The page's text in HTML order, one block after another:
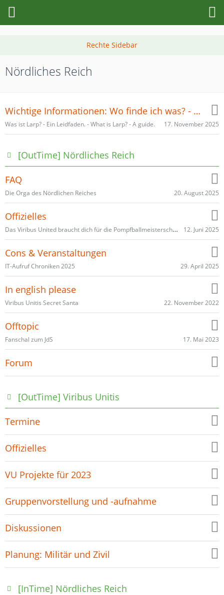
Nördliches Reich
Wichtige Informationen: Wo finde ich was? - Helpful informations
Was ist Larp? - Ein Leidfaden. - What is Larp? - A guide. 17. November 2025
[OutTime] Nördliches Reich
FAQ
Die Orga des Nördlichen Reiches 20. August 2025
Offizielles
Das Viribus United braucht dich für die Pompfballmeisterschaften 2025 (JDS) 12. Juni 2025
Cons & Veranstaltungen
IT-Aufruf Chroniken 2025 29. April 2025
In english please
Viribus Unitis Secret Santa 22. November 2022
Offtopic
Fanschal zum JdS 17. Mai 2023
Forum
[OutTime] Viribus Unitis
Termine
Offizielles
VU Projekte für 2023
Gruppenvorstellung und -aufnahme
Diskussionen
Planung: Militär und Zivil
[InTime] Nördliches Reich